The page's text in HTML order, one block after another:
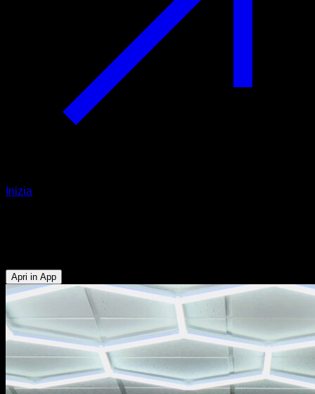
Inizia
Apri in App